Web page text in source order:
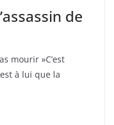
de
mourir »C’est
à lui que la